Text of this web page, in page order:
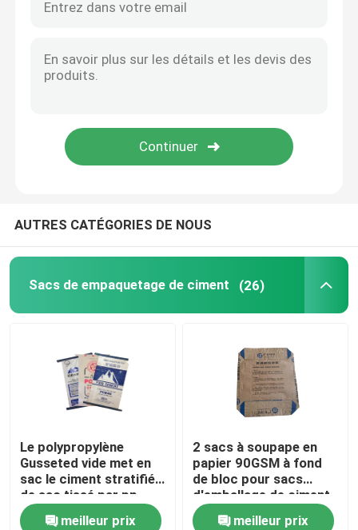
Sac de emballage d'engrais
BOPP a stratifié les sacs tissés par pp
Sacs de soupapes en PE
EVA sac à fondue basse
AUTRES CATÉGORIES DE NOUS
Sacs de empaquetage de ciment (26)
Le polypropylène
Gusseted vide met en
sac le ciment stratifié
de sac tissé par pp
meilleur prix
2 sacs à soupape en
papier 90GSM à fond
de bloc pour sacs
d'emballage de ciment
de 50 kg
meilleur prix